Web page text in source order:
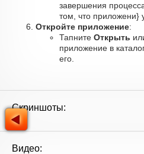
завершения
том, что приложени}
Откройте приложение:
Тапните Открыть
приложение в
его.
Скриншоты:
Видео: